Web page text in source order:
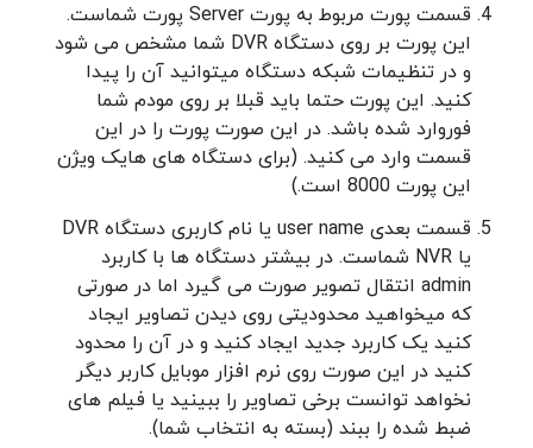
قسمت پورت مربوط به پورت Server پورت شماست.
این پورت بر روی دستگاه DVR شما مشخص می شود
و در تنظیمات شبکه دستگاه میتوانید آن را پیدا
کنید. این پورت حتما باید قبلا بر روی مودم شما
فوروارد شده باشد. در این صورت پورت را در این
قسمت وارد می کنید. (برای دستگاه های هایک ویژن
این پورت 8000 است.)
قسمت بعدی user name یا نام کاربری دستگاه DVR
یا NVR شماست. در بیشتر دستگاه ها با کاربرد
admin انتقال تصویر صورت می گیرد اما در صورتی
که میخواهید محدودیتی روی دیدن تصاویر ایجاد
کنید یک کاربرد جدید ایجاد کنید و در آن را محدود
کنید در این صورت روی نرم افزار موبایل کاربر دیگر
نخواهد توانست برخی تصاویر را ببینید یا فیلم های
ضبط شده را ببند (بسته به انتخاب شما).